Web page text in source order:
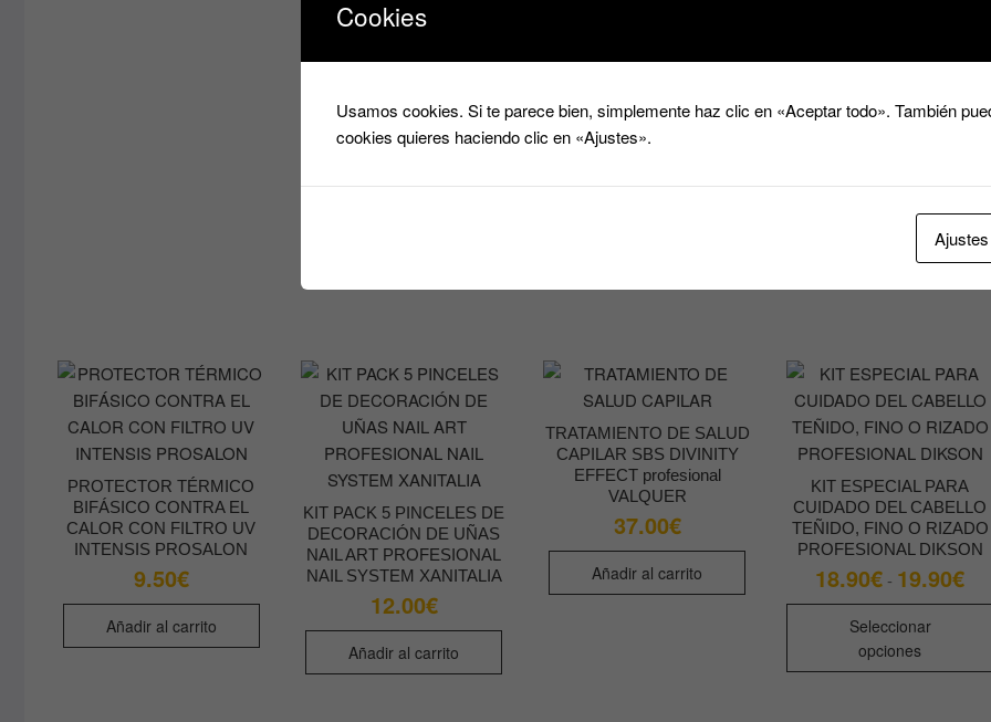
el cupón
VERANO22
DESCUENTO
Seleccionar
PROTECTOR TÉRMICO
BIFÁSICO CONTRA EL
CALOR CON FILTRO UV
INTENSIS PROSALON
9.50€
Añadir al carrito
KIT PACK 5 PINCELES DE
DECORACIÓN DE UÑAS
NAIL ART PROFESIONAL
NAIL SYSTEM XANITALIA
12.00€
Añadir al carrito
TRATAMIENTO DE SALUD
CAPILAR SBS DIVINITY
EFFECT profesional
VALQUER
37.00€
Añadir al carrito
KIT ESPECIAL PARA
CUIDADO DEL CABELLO
TEÑIDO, FINO O RIZADO
PROFESIONAL DIKSON
18.90€ - 19.90€de
Seleccionar
opciones
Cookies
Usamos cookies. Si te parece bien, simplemente haz clic en «Aceptar todo». También
cookies quieres haciendo clic en «Ajustes».
Ajustes